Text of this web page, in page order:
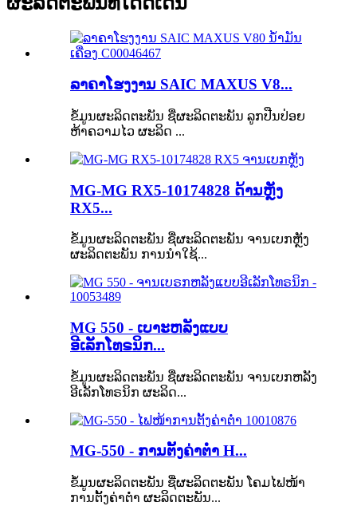
ລາຄາໂຮງງານ SAIC MAXUS V8...
ຂໍ້ມູນຜະລິດຕະພັນ ຊື່ຜະລິດຕະພັນ ລູກປືນປ່ອຍ
ຫ້າຄວາມໄວ ຜະລິດ ...
MG-MG RX5-10174828 ດ້ານຫຼັງ
RX5...
ຂໍ້ມູນຜະລິດຕະພັນ ຊື່ຜະລິດຕະພັນ ຈານເບກຫຼັງ
ຜະລິດຕະພັນ ການນຳໃຊ້...
MG 550 - ເບາະຫລັງແບບ
ອີເລັກໂທຣນິກ...
ຂໍ້ມູນຜະລິດຕະພັນ ຊື່ຜະລິດຕະພັນ ຈານເບກຫລັງ
ອີເລັກໂທຣນິກ ຜະລິດ...
MG-550 - ການຕັ້ງຄ່າຕ່ຳ H...
ຂໍ້ມູນຜະລິດຕະພັນ ຊື່ຜະລິດຕະພັນ ໂຄມໄຟໜ້າ
ການຕັ້ງຄ່າຕ່ຳ ຜະລິດຕະພັນ...